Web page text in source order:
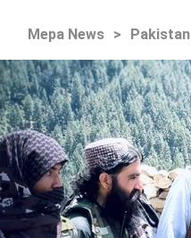
Mepa News > Pakistan